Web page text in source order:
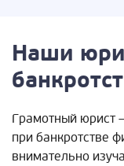
Наши
Грамотный юрист
при банкротстве
внимательно